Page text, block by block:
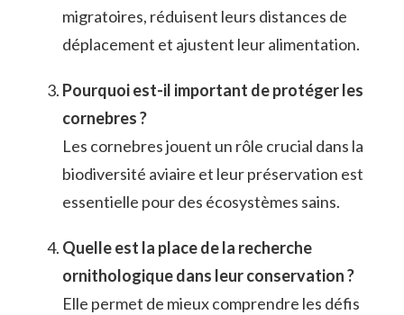
migratoires, réduisent leurs distances de
déplacement et ajustent leur alimentation.
Pourquoi est-il important de protéger les
cornebres ?
Les cornebres jouent un rôle crucial dans la
biodiversité aviaire et leur préservation est
essentielle pour des écosystèmes sains.
Quelle est la place de la recherche
ornithologique dans leur conservation ?
Elle permet de mieux comprendre les défis